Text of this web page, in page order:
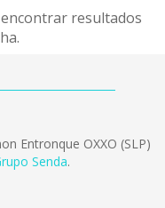
resultados
Entronque OXXO (SLP)
Senda.